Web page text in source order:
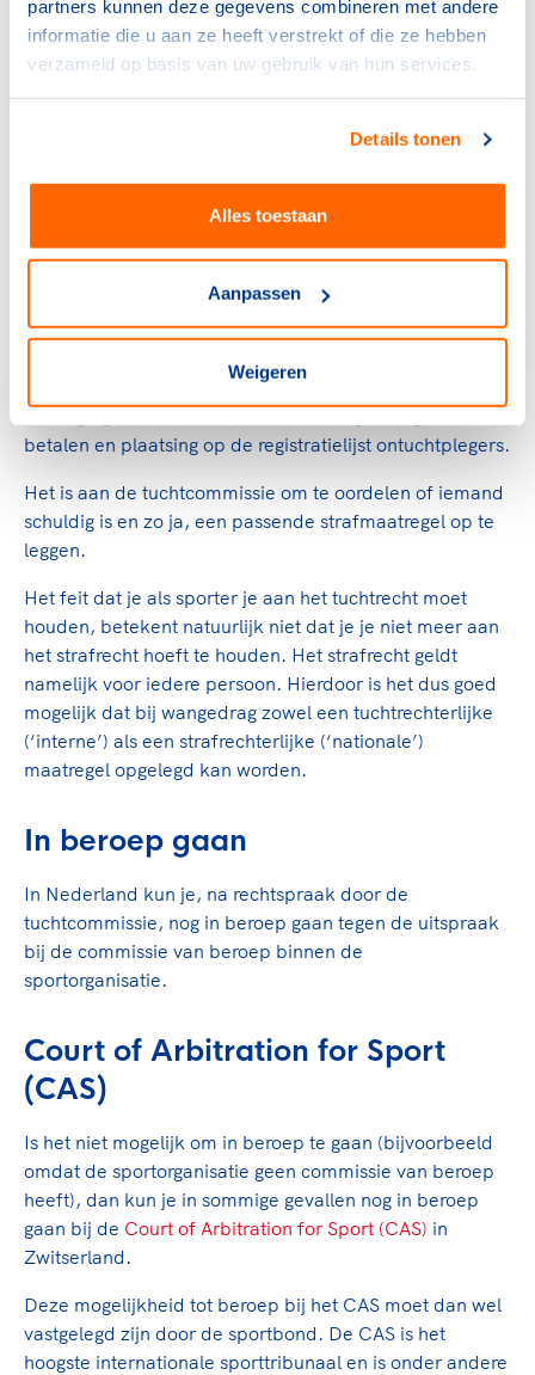
partners kunnen deze gegevens combineren met andere
informatie die u aan ze heeft verstrekt of die ze hebben
verzameld op basis van uw gebruik van hun services.
Details tonen
Alles toestaan
Aanpassen
Weigeren
Niet alle sporttuchtzaken worden door het ISR
behandeld. Meestal spreekt de sportbond zelf recht als
het om sport specifieke zaken zoals spel gerelateerde
verschillende sancties opgelegd worden. Denk hierbij
aan bijvoorbeeld een diskwalificatie tijdens een
wedstrijd, een verbod de betreffende sport te
het niet meer lid mogen zijn van de
betalen en plaatsing op de registratielijst ontuchtplegers.
Het is aan de tuchtcommissie om te oordelen of iemand
schuldig is en zo ja, een passende strafmaatregel op te
leggen.
Het feit dat je als sporter je aan het tuchtrecht moet
houden, betekent natuurlijk niet dat je je niet meer aan
het strafrecht hoeft te houden. Het strafrecht geldt
namelijk voor iedere persoon. Hierdoor is het dus goed
mogelijk dat bij wangedrag zowel een tuchtrechterlijke
(‘interne’) als een strafrechterlijke (‘nationale’)
maatregel opgelegd kan worden.
In beroep gaan
In Nederland kun je, na rechtspraak door de
tuchtcommissie, nog in beroep gaan tegen de uitspraak
bij de commissie van beroep binnen de
sportorganisatie.
Court of Arbitration for Sport
(CAS)
Is het niet mogelijk om in beroep te gaan (bijvoorbeeld
omdat de sportorganisatie geen commissie van beroep
heeft), dan kun je in sommige gevallen nog in beroep
gaan bij de Court of Arbitration for Sport (CAS) in
Zwitserland.
Deze mogelijkheid tot beroep bij het CAS moet dan wel
vastgelegd zijn door de sportbond. De CAS is het
hoogste internationale sporttribunaal en is onder andere